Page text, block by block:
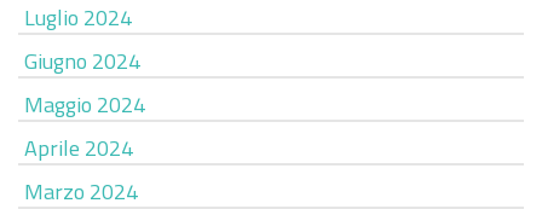
Luglio 2024
Giugno 2024
Maggio 2024
Aprile 2024
Marzo 2024